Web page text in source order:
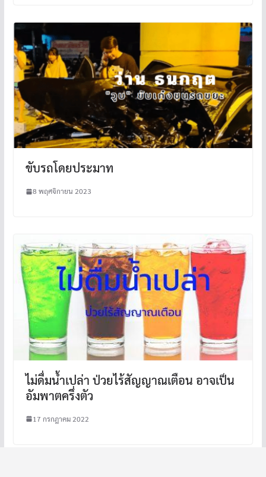
ขับรถโดยประมาท
8 พฤศจิกายน 2023
ไม่ดื่มน้ำเปล่า ป่วยไร้สัญญาณเตือน อาจเป็น
อัมพาตครึ่งตัว
17 กรกฎาคม 2022